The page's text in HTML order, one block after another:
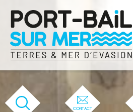
CONTACT